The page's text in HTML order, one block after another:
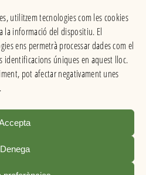
utilitzem tecnologies com les cookies
la informació del dispositiu. El
ens permetrà processar dades com el
identificacions úniques en aquest lloc.
pot afectar negativament unes
Denega
>>
. Productes a granel